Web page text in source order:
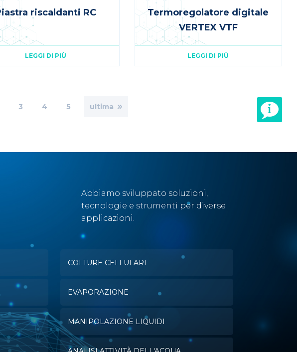
riscaldanti RC
LEGGI DI PIÙ
Termoregolatore digitale
VERTEX VTF
LEGGI DI PIÙ
Page
3 Page
4 Page
5 ultima
Abbiamo sviluppato soluzioni,
tecnologie e strumenti per diverse
applicazioni.
COLTURE CELLULARI
EVAPORAZIONE
MANIPOLAZIONE LIQUIDI